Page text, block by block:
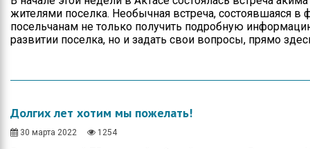
жителями поселка. Необычная встреча, состоявшаяся в
посельчанам не только получить подробную
развитии поселка, но и задать свои вопросы, прямо
Долгих лет хотим мы пожелать!
30 марта 2022 1254